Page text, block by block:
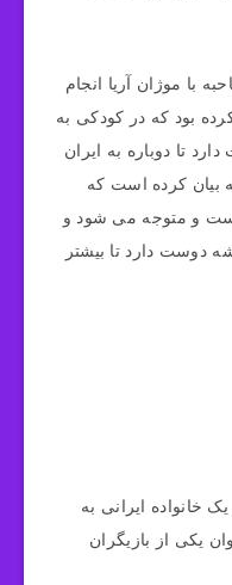
با موژان آریا انجام
بود که در کودکی به
تا دوباره به ایران
بیان کرده است که
و متوجه می‌ شود و
دوست دارد تا بیشتر
خانواده ایرانی به
یکی از بازیگران